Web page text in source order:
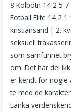
8 Kolbotn 14 2 5
Fotball Elite 14 2
kristiansand | 2.
seksuell
som samfunnet
om. Det har dei
er kendt for nogle
te med de
Lanka